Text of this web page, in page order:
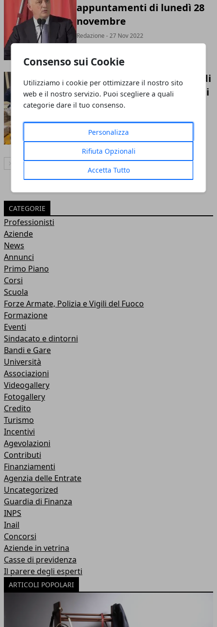
Consenso sui Cookie
Utilizziamo i cookie per ottimizzare il nostro sito
web e il nostro servizio. Puoi scegliere a quali
categorie dare il tuo consenso.
Personalizza
Rifiuta Opzionali
Accetta Tutto
appuntamenti di lunedì 28
novembre
Redazione - 27 Nov 2022
Roma, trovati in possesso di
229 kg. di hashish: arrestati
due cittadini magrebini
dalla Polizia di Stato
Redazione - 27 Nov 2022
' . __('Next post', '365network') . '
CATEGORIE
Professionisti
Aziende
News
Annunci
Primo Piano
Corsi
Scuola
Forze Armate, Polizia e Vigili del Fuoco
Formazione
Eventi
Sindacato e dintorni
Bandi e Gare
Università
Associazioni
Videogallery
Fotogallery
Credito
Turismo
Incentivi
Agevolazioni
Contributi
Finanziamenti
Agenzia delle Entrate
Uncategorized
Guardia di Finanza
INPS
Inail
Concorsi
Aziende in vetrina
Casse di previdenza
Il parere degli esperti
ARTICOLI POPOLARI